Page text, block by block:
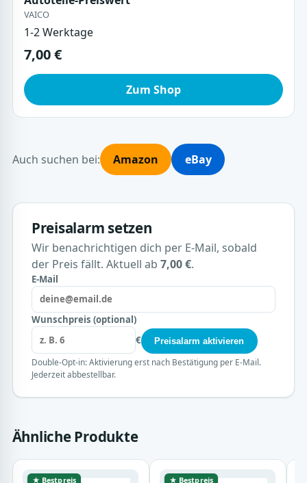
VAICO
1-2 Werktage
7,00 €
Zum Shop
Auch suchen bei: Amazon eBay
Preisalarm setzen
Wir benachrichtigen dich per E-Mail, sobald
der Preis fällt. Aktuell ab 7,00 €.
E-Mail
Wunschpreis (optional)
€
Preisalarm aktivieren
Double-Opt-in: Aktivierung erst nach Bestätigung per E-Mail.
Jederzeit abbestellbar.
Ähnliche Produkte
★ Bestpreis ★ Bestpreis